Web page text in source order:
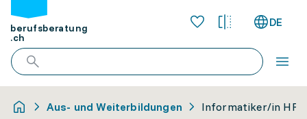
berufsberatung
.ch
DE
Aus- und Weiterbildungen Informatiker/in HF